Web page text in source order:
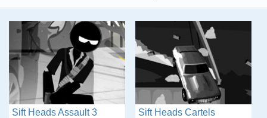
Sift Heads Assault 3 Sift Heads Cartels